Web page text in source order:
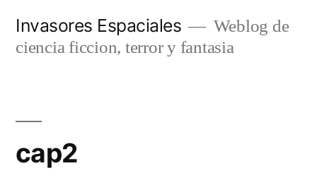
Invasores Espaciales
Weblog de
ciencia ficcion, terror y fantasia
cap2